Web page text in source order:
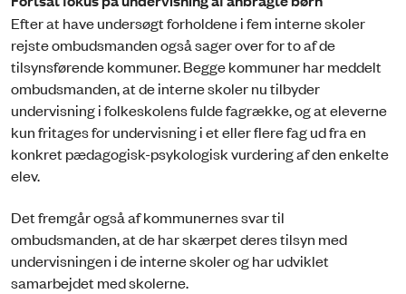
Efter at have undersøgt forholdene i fem interne skoler
rejste ombudsmanden også sager over for to af de
tilsynsførende kommuner. Begge kommuner har meddelt
ombudsmanden, at de interne skoler nu tilbyder
undervisning i folkeskolens fulde fagrække, og at eleverne
kun fritages for undervisning i et eller flere fag ud fra en
konkret pædagogisk-psykologisk vurdering af den enkelte
elev.
Det fremgår også af kommunernes svar til
ombudsmanden, at de har skærpet deres tilsyn med
undervisningen i de interne skoler og har udviklet
samarbejdet med skolerne.